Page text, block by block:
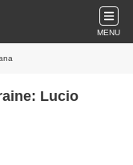
MENU
Lucio